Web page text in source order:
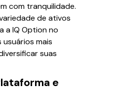
com tranquilidade.
de ativos
a IQ Option no
mais
suas
e